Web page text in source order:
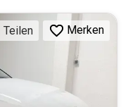
Teilen Merken